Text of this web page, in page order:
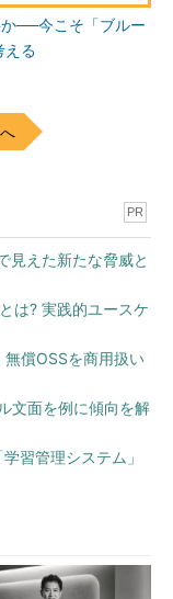
か──今こそ「ブルー
える
PR
見えた新たな脅威と
は? 実践的ユースケ
償OSSを商用扱い
文面を例に傾向を解
習管理システム」